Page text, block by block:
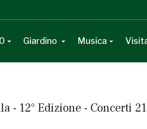
Giardino Musica
- 12° Edizione - Concerti